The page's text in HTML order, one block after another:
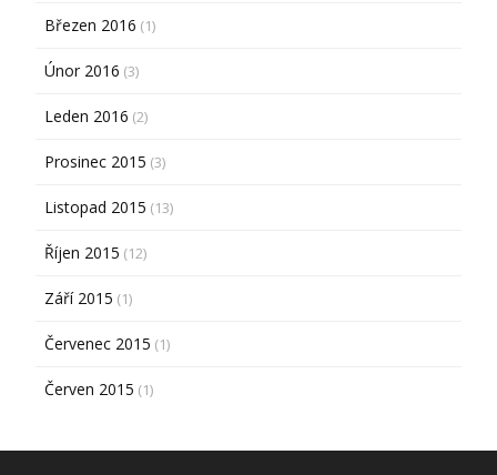
Březen 2016 (1)
Únor 2016 (3)
Leden 2016 (2)
Prosinec 2015 (3)
Listopad 2015 (13)
Říjen 2015 (12)
Září 2015 (1)
Červenec 2015 (1)
Červen 2015 (1)